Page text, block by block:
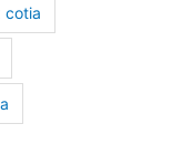
cotia